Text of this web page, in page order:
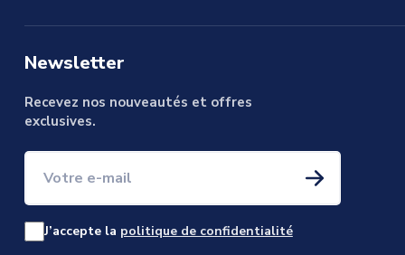
Newsletter
Recevez nos nouveautés et offres
exclusives.
Votre e-mail
J’accepte la politique de confidentialité